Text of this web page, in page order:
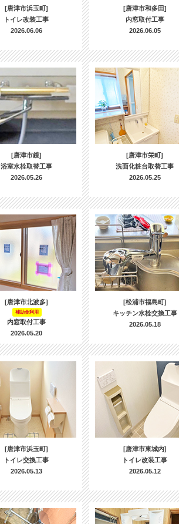
[唐津市浜玉町]
トイレ改装工事
2026.06.06
[唐津市和多田]
内窓取付工事
2026.06.05
[唐津市鏡]
浴室水栓取替工事
2026.05.26
[唐津市栄町]
洗面化粧台取替工事
2026.05.25
[唐津市北波多]
補助金利用
内窓取付工事
2026.05.20
[松浦市福島町]
キッチン水栓交換工事
2026.05.18
[唐津市浜玉町]
トイレ交換工事
2026.05.13
[唐津市東城内]
トイレ改装工事
2026.05.12